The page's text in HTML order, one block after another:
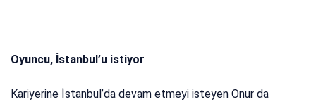
Oyuncu, İstanbul’u istiyor
Kariyerine İstanbul’da devam etmeyi isteyen Onur da